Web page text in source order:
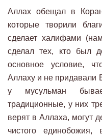
Аллах обещал в
которые творили
сделает халифами
сделал тех, кто был
основное условие,
Аллаху и не
у мусульман
традиционные, у них
верят в Аллаха, могут
чистого